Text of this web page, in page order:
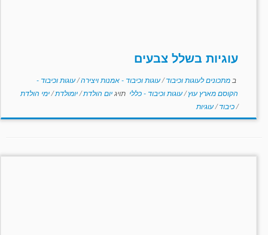
עוגיות בשלל צבעים
ב מתכונים לעוגות וכיבוד/עוגות וכיבוד - אמנות ויצירה/עוגות וכיבוד -
הקוסם מארץ עוץ/עוגות וכיבוד - כללי תויגיום הולדת/יומולדת/ימי הולדת
/כיבוד/עוגיות